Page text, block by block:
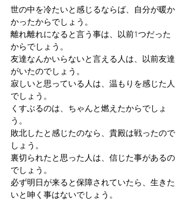
世の中を冷たいと感じるならば、自分が暖か
かったからでしょう。
離れ離れになると言う事は、以前1つだった
からでしょう。
友達なんかいらないと言える人は、以前友達
がいたのでしょう。
寂しいと思っている人は、温もりを感じた人
でしょう。
くすぶるのは、ちゃんと燃えたからでしょ
う。
敗北したと感じたのなら、貴殿は戦ったので
しょう。
裏切られたと思った人は、信じた事があるの
でしょう。
必ず明日が来ると保障されていたら、生きた
いと呻く事はないでしょう。